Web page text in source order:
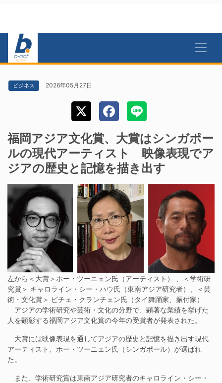
ビジネス 2026年05月27日
福岡アジア文化賞、大賞はシンガポー
ルの現代アーティスト 映像表現でア
ジアの歴史と記憶を描き出す
左から＜大賞＞ホー・ツーニェン氏（アーティスト） 、＜学術研
究賞＞ キャロライン・シー・ハウ氏（東南アジア研究者）、＜芸
術・文化賞＞ ピチェ・クランチェン氏（タイ舞踊家、振付家）
アジアの学術研究や芸術・文化の分野で、顕著な業績を挙げた
人を顕彰する福岡アジア文化賞の今年の受賞者が発表された。
大賞には映像表現を通してアジアの歴史と記憶を描き出す現代
アーティスト、ホー・ツーニェン氏（シンガポール）が選ばれ
た。
また、学術研究賞は東南アジア研究者のキャロライン・シー・